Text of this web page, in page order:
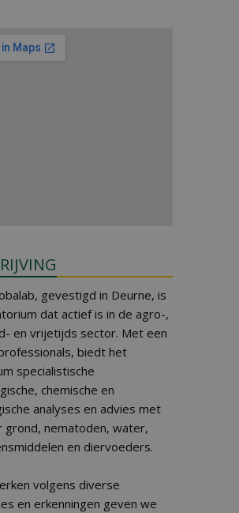
gevestigd in Deurne, is
dat actief is in de agro-,
en vrijetijds sector. Met een
biedt het
specialistische
chemische en
analyses en advies met
grond, nematoden, water,
en diervoeders.
volgens diverse
en erkenningen geven we